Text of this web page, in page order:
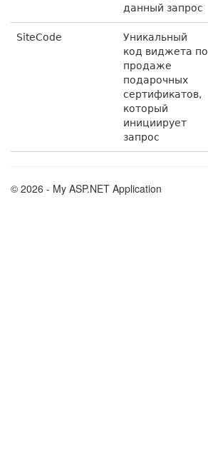
данный запрос
SiteCode
Уникальный
код виджета по
продаже
подарочных
сертификатов,
который
инициирует
запрос
© 2026 - My ASP.NET Application